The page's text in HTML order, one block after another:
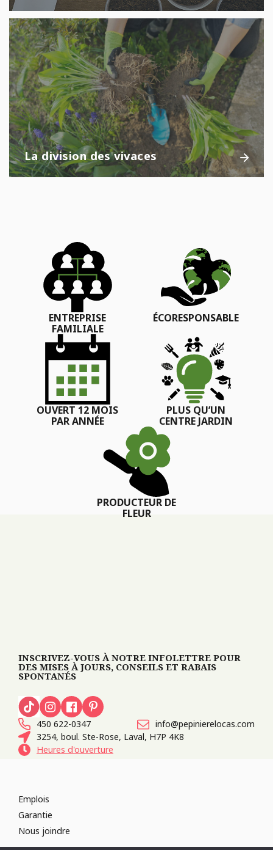
La division des vivaces
ENTREPRISE
FAMILIALE
ÉCORESPONSABLE
OUVERT 12 MOIS
PAR ANNÉE
PLUS QU’UN
CENTRE JARDIN
PRODUCTEUR DE
FLEUR
INSCRIVEZ-VOUS À NOTRE INFOLETTRE POUR
DES MISES À JOURS, CONSEILS ET RABAIS
SPONTANÉS
450 622-0347
info@pepinierelocas.com
3254, boul. Ste-Rose, Laval, H7P 4K8
Heures d'ouverture
Emplois
Garantie
Nous joindre